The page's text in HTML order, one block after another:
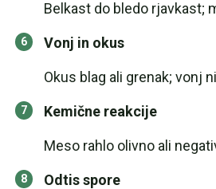
Belkast do bledo rjavkast;
Vonj in okus
Okus blag ali grenak; vonj
Kemične reakcije
Meso rahlo olivno ali
Odtis spore